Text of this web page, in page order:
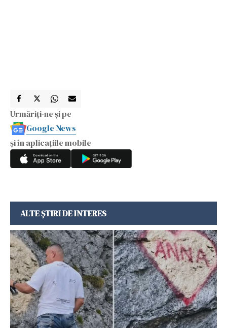
Urmăriți-ne și pe
Google News
și în aplicațiile mobile
ALTE ȘTIRI DE INTERES